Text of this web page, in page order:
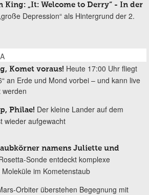
King: „It: Welcome to Derry“ - In der
Depression“ als Hintergrund der 2.
Komet voraus! Heute 17:00 Uhr fliegt
an Erde und Mond vorbei – und kann live
werden
Philae! Der kleine Lander auf dem
wieder aufgewacht
namens Juliette und
Sonde entdeckt komplexe
im Kometenstaub
Orbiter überstehen Begegnung mit